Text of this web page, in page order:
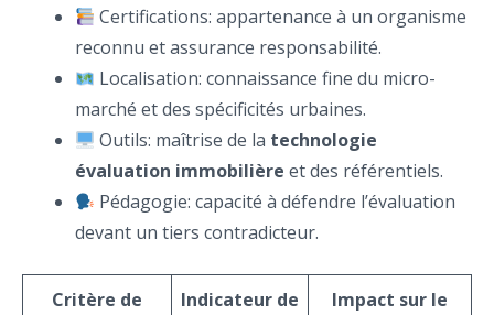
Certifications: appartenance à un organisme
reconnu et assurance responsabilité.
Localisation: connaissance fine du micro-
marché et des spécificités urbaines.
Outils: maîtrise de la technologie
évaluation immobilière et des référentiels.
Pédagogie: capacité à défendre l’évaluation
devant un tiers contradicteur.
Critère de
Indicateur de
Impact sur le